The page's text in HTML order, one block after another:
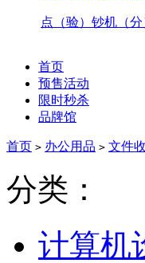
点（验）钞机（分
首页
预售活动
限时秒杀
品牌馆
首页 > 办公用品 > 文件
分类：
计算机